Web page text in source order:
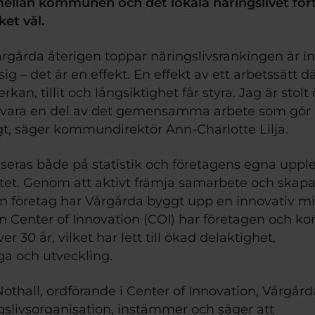
väl.
återigen toppar näringslivsrankingen är
– det är en effekt. En effekt av ett arbetssätt
tillit och långsiktighet får styra. Jag är stolt
en del av det gemensamma arbete som
säger kommundirektör Ann-Charlotte Lilja.
både på statistik och företagens egna
Genom att aktivt främja samarbete och
företag har Vårgårda byggt upp en innovativ
Center of Innovation (COI) har företagen och
30 år, vilket har lett till ökad delaktighet,
och utveckling.
ordförande i Center of Innovation,
instämmer och säger att